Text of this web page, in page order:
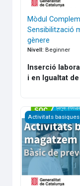
Mòdul
Sensibilització
gènere
Nivell:Beginner
Inserció
i en Igualtat
Mòdul
Activitats